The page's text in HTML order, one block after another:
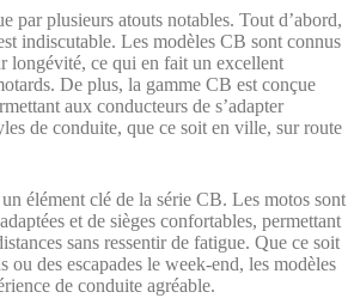
par plusieurs atouts notables. Tout d’abord,
indiscutable. Les modèles CB sont connus
longévité, ce qui en fait un excellent
De plus, la gamme CB est conçue
aux conducteurs de s’adapter
de conduite, que ce soit en ville, sur route
élément clé de la série CB. Les motos sont
et de sièges confortables, permettant
sans ressentir de fatigue. Que ce soit
ou des escapades le week-end, les modèles
de conduite agréable.